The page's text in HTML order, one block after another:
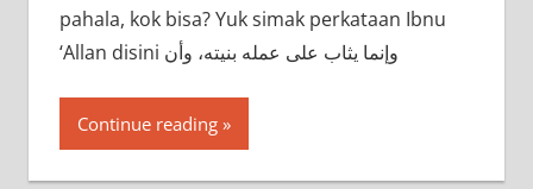
pahala, kok bisa? Yuk simak perkataan Ibnu
‘Allan disini وإنما يثاب على عمله بنيته، وأن
Continue reading